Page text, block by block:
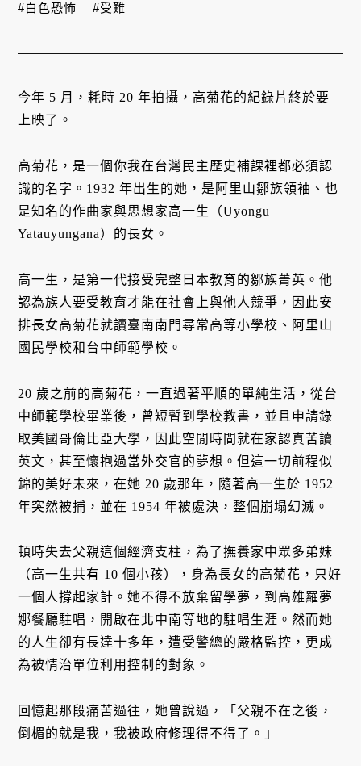
今年 5 月，耗時 20 年拍攝，高菊花的紀錄片終於要
上映了。
高菊花，是一個你我在台灣民主歷史補課裡都必須認
識的名字。1932 年出生的她，是阿里山鄒族領袖、也
是知名的作曲家與思想家高一生（Uyongu
Yatauyungana）的長女。
高一生，是第一代接受完整日本教育的鄒族菁英。他
認為族人要受教育才能在社會上與他人競爭，因此安
排長女高菊花就讀臺南南門尋常高等小學校、阿里山
國民學校和台中師範學校。
20 歲之前的高菊花，一直過著平順的單純生活，從台
中師範學校畢業後，曾短暫到學校教書，並且申請錄
取美國哥倫比亞大學，因此空閒時間就在家認真苦讀
英文，甚至懷抱過當外交官的夢想。但這一切前程似
錦的美好未來，在她 20 歲那年，隨著高一生於 1952
年突然被捕，並在 1954 年被處決，整個崩塌幻滅。
頓時失去父親這個經濟支柱，為了撫養家中眾多弟妹
（高一生共有 10 個小孩），身為長女的高菊花，只好
一個人撐起家計。她不得不放棄留學夢，到高雄羅夢
娜餐廳駐唱，開啟在北中南等地的駐唱生涯。然而她
的人生卻有長達十多年，遭受警總的嚴格監控，更成
為被情治單位利用控制的對象。
回憶起那段痛苦過往，她曾說過，「父親不在之後，
倒楣的就是我，我被政府修理得不得了。」
#白色恐怖 #受難